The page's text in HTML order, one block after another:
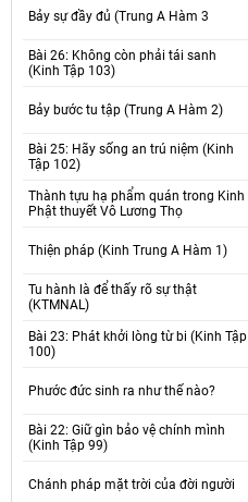
Bảy sự đầy đủ (Trung A Hàm 3
Bài 26: Không còn phải tái sanh
(Kinh Tập 103)
Bảy bước tu tập (Trung A Hàm 2)
Bài 25: Hãy sống an trú niệm (Kinh
Tập 102)
Thành tựu hạ phẩm quán trong Kinh
Phật thuyết Vô Lương Thọ
Thiện pháp (Kinh Trung A Hàm 1)
Tu hành là để thấy rõ sự thật
(KTMNAL)
Bài 23: Phát khởi lòng từ bi (Kinh Tập
100)
Phước đức sinh ra như thế nào?
Bài 22: Giữ gìn bảo vệ chính mình
(Kinh Tập 99)
Chánh pháp mặt trời của đời người